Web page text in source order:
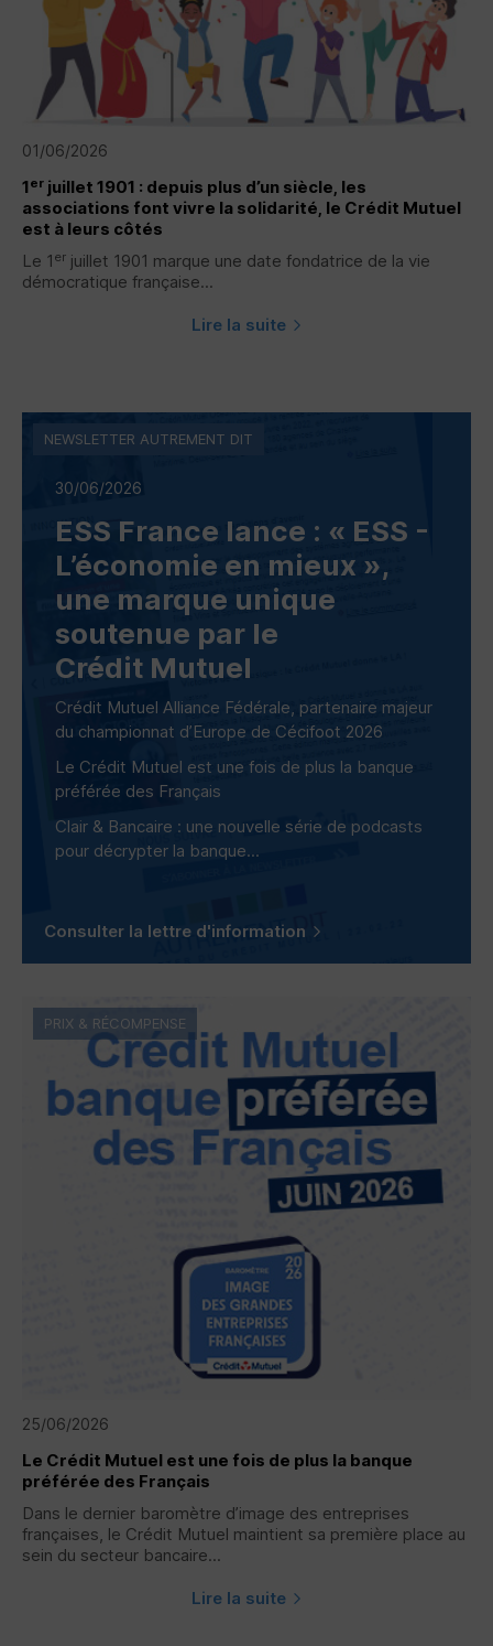
01/06/2026
1er juillet 1901 : depuis plus d’un siècle, les
associations font vivre la solidarité, le Crédit Mutuel
est à leurs côtés
Le 1 er juillet 1901 marque une date fondatrice de la vie
démocratique française...
Lire la suite
30/06/2026
ESS France lance : « ESS -
L’économie en mieux »,
une marque unique
soutenue par le
Crédit Mutuel
Crédit Mutuel Alliance Fédérale, partenaire majeur
du championnat d’Europe de Cécifoot 2026
Le Crédit Mutuel est une fois de plus la banque
préférée des Français
Clair & Bancaire : une nouvelle série de podcasts
pour décrypter la banque...
Consulter la lettre d'information
NEWSLETTER AUTREMENT DIT
25/06/2026
Le Crédit Mutuel est une fois de plus la banque
préférée des Français
Dans le dernier baromètre d’image des entreprises
françaises, le Crédit Mutuel maintient sa première place au
sein du secteur bancaire...
Lire la suite
PRIX & RÉCOMPENSE